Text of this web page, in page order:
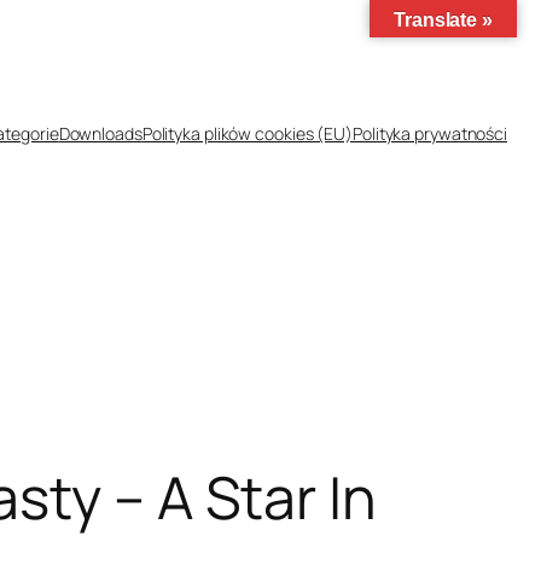
DownloadsPolityka plików cookies (EU)Polityka prywatności
– A Star In
Translate »